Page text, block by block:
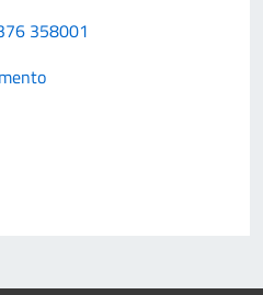
358001